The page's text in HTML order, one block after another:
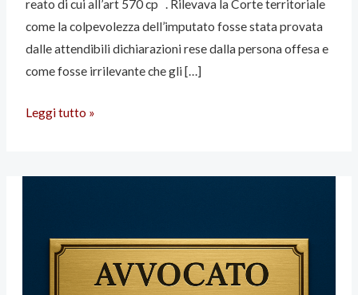
reato di cui all’art 570 cp . Rilevava la Corte territoriale
come la colpevolezza dell’imputato fosse stata provata
dalle attendibili dichiarazioni rese dalla persona offesa e
come fosse irrilevante che gli […]
cp
Leggi tutto »